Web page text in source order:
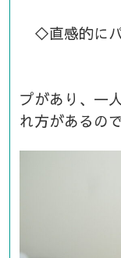
◇直感的に
など
プがあり、一
れ方があるので